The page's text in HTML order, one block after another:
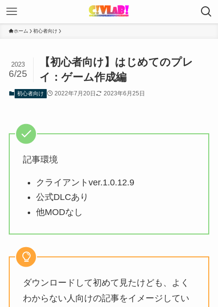
ホーム 初心者向け
【初心者向け】はじめてのプレ
イ：ゲーム作成編
2023
6/25
初心者向け 2022年7月20日 2023年6月25日
記事環境
クライアントver.1.0.12.9
公式DLCあり
他MODなし
ダウンロードして初めて見たけども、よく
わからない人向けの記事をイメージしてい